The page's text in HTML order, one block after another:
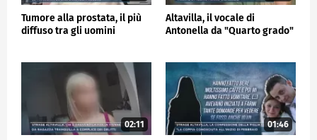
Tumore alla prostata, il più
diffuso tra gli uomini
Altavilla, il vocale di
Antonella da "Quarto grado"
02:11 01:46